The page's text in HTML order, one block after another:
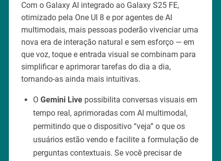
Com o Galaxy AI integrado ao Galaxy S25 FE,
otimizado pela One UI 8 e por agentes de AI
multimodais, mais pessoas poderão vivenciar uma
nova era de interação natural e sem esforço — em
que voz, toque e entrada visual se combinam para
simplificar e aprimorar tarefas do dia a dia,
tornando-as ainda mais intuitivas.
O Gemini Livepossibilita conversas visuais em
tempo real, aprimoradas com AI multimodal,
permitindo que o dispositivo “veja” o que os
usuários estão vendo e facilite a formulação de
perguntas contextuais. Se você precisar de